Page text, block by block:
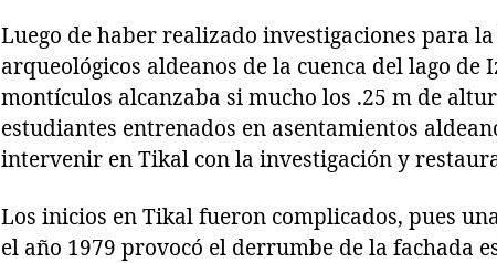
Luego de haber realizado investigaciones para
arqueológicos aldeanos de la cuenca del lago
montículos alcanzaba si mucho los .25 m de
estudiantes entrenados en asentamientos
intervenir en Tikal con la investigación y
Los inicios en Tikal fueron complicados, pues
el año 1979 provocó el derrumbe de la fachada